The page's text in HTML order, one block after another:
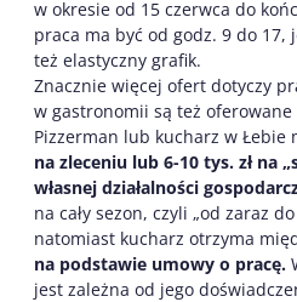
w okresie od 15 czerwca do
praca ma być od godz. 9 do
też elastyczny grafik.
Znacznie więcej ofert dotyczy
w gastronomii są też oferowane
Pizzerman lub kucharz w Łebie
na zleceniu lub 6-10 tys. zł na
własnej działalności
na cały sezon, czyli „od zaraz
natomiast kucharz otrzyma
na podstawie umowy o pracę.
jest zależna od jego